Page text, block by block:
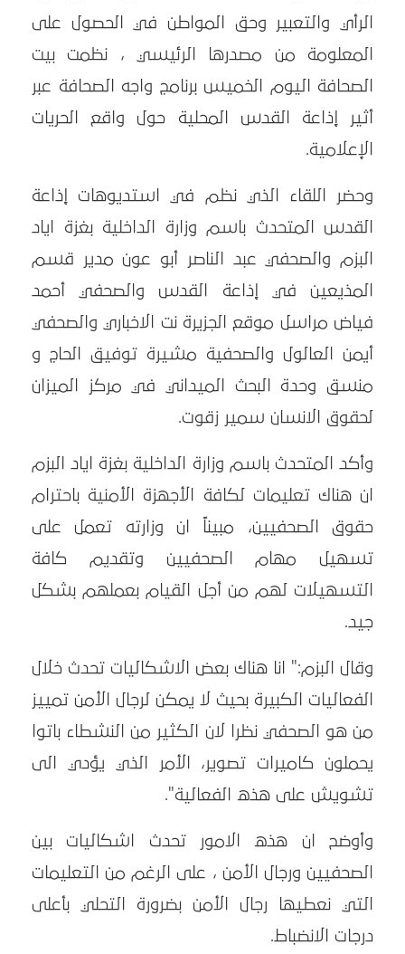
الرأي والتعبير وحق المواطن في الحصول على
المعلومة من مصدرها الرئيسي ، نظمت بيت
الصحافة اليوم الخميس برنامج واجه الصحافة عبر
أثير إذاعة القدس المحلية حول واقع الحريات
الإعلامية.
وحضر اللقاء الذي نظم في استديوهات إذاعة
القدس المتحدث باسم وزارة الداخلية بغزة اياد
البزم والصحفي عبد الناصر أبو عون مدير قسم
المذيعين في إذاعة القدس والصحفي أحمد
فياض مراسل موقع الجزيرة نت الاخباري والصحفي
أيمن العالول والصحفية مشيرة توفيق الحاج و
منسق وحدة البحث الميداني في مركز الميزان
لحقوق الانسان سمير زقوت.
وأكد المتحدث باسم وزارة الداخلية بغزة اياد البزم
ان هناك تعليمات لكافة الأجهزة الأمنية باحترام
حقوق الصحفيين، مبيناً ان وزارته تعمل على
تسهيل مهام الصحفيين وتقديم كافة
التسهيلات لهم من أجل القيام بعملهم بشكل
جيد.
وقال البزم:" انا هناك بعض الاشكاليات تحدث خلال
الفعاليات الكبيرة بحيث لا يمكن لرجال الأمن تمييز
من هو الصحفي نظرا لان الكثير من النشطاء باتوا
يحملون كاميرات تصوير، الأمر الذي يؤدي الى
تشويش على هذه الفعالية".
وأوضح ان هذه الامور تحدث اشكاليات بين
الصحفيين ورجال الأمن ، على الرغم من التعليمات
التي نعطيها رجال الأمن بضرورة التحلي بأعلى
درجات الانضباط.